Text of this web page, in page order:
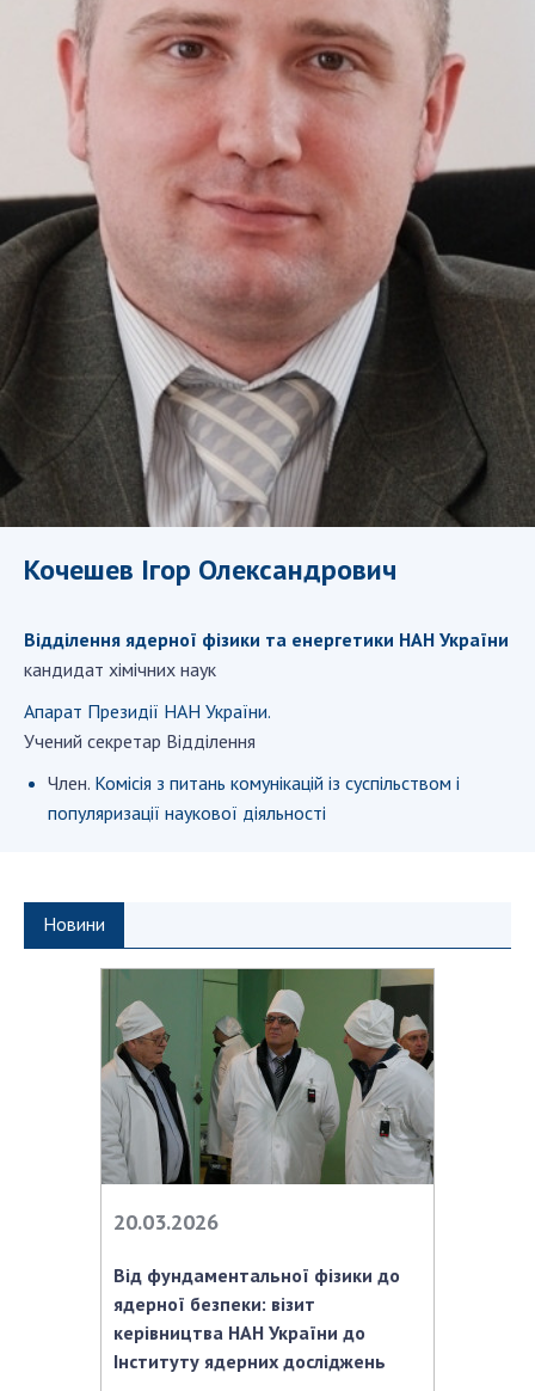
СТРУКТУРА
Президія НАН України
Апарат Президії
Секція фізико-технічних і математичних
наук
Секція хімічних і біологічних наук
Секція суспільних і гуманітарних наук
Установи при Президії
Ради, комітети та комісії
Наукові центри МОН та НАН України
Громадські організації
ДІЯЛЬНІСТЬ
Засідання Президії НАН України
Сесії Загальних зборів НАН України
Річні фінансові звіти НАН України
Охорона прав інтелектуальної власності та
трансфер технологій в наукових установах
Центри колективного користування
науковими приладами НАН України
Оцінювання ефективності діяльності
наукових установ
Конкурси наукових досліджень НАН України
Відкрита наука в НАН України
Підготовка наукових кадрів
Робота з молоддю
МІЖНАРОДНЕ СПІВРОБІТНИЦТВО
Членство в міжнародних організаціях
Міжнародні угоди
Міжнародні програми та конкурси
Кочешев Ігор Олександрович
Відділення ядерної фізики та енергетики НАН України
кандидат хімічних наук
Апарат Президії НАН України.
Учений секретар Відділення
Член. Комісія з питань комунікацій із суспільством і
популяризації наукової діяльності
Новини
20.03.2026
Від фундаментальної фізики до
ядерної безпеки: візит
керівництва НАН України до
Інституту ядерних досліджень